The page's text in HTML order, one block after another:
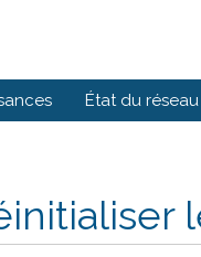
État du réseau